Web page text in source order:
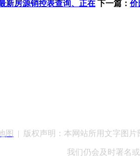
新房源销控表查询、正在 下一篇： 价
图 | 版权声明：本网站所用文字图片
我们仍会及时署名